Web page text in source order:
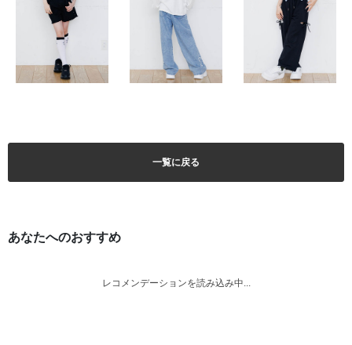
一覧に戻る
あなたへのおすすめ
レコメンデーションを読み込み中...